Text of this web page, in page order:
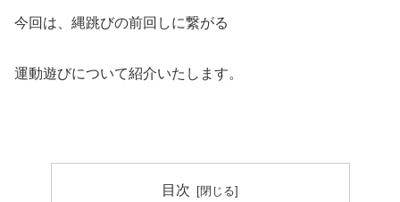
今回は、縄跳びの前回しに繋がる
運動遊びについて紹介いたします。
目次